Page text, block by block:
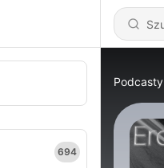
694
Podcasty